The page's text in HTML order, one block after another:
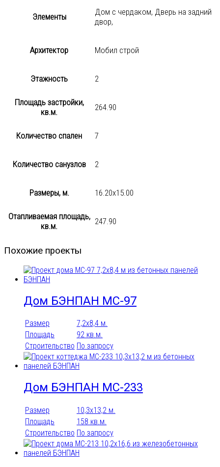
Элементы
Дом с чердаком, Дверь на задний
двор,
Архитектор Мобил строй
Этажность 2
Площадь застройки,
кв.м.
264.90
Количество спален 7
Количество санузлов 2
Размеры, м. 16.20х15.00
Отапливаемая площадь,
кв.м.
247.90
Похожие проекты
Дом БЭНПАН МС-97
Размер
7,2х8,4 м.
Площадь
92 кв.м.
Строительство По запросу
Дом БЭНПАН МС-233
Размер
10,3х13,2 м.
Площадь
158 кв.м.
Строительство По запросу